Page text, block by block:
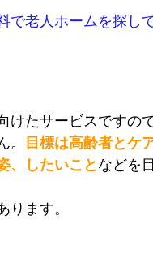
で老人ホームを探し
けたサービスですの
。
目標は高齢者とケ
、したいことなどを
ります。